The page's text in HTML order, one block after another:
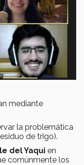
mediante
la problemática
de trigo).
del Yaqui en
comúnmente los